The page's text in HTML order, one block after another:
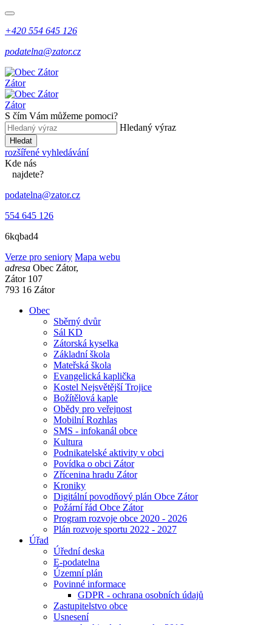
+420 554 645 126
podatelna@zator.cz
Zátor
Zátor
S čím Vám můžeme pomoci?
Hledaný výraz
Hledat
rozšířené vyhledávání
Kde nás
najdete?
podatelna@zator.cz
554 645 126
6kqbad4
Verze pro seniory Mapa webu
adresa Obec Zátor,
Zátor 107
793 16 Zátor
Obec
Sběrný dvůr
Sál KD
Zátorská kyselka
Základní škola
Mateřská škola
Evangelická kaplička
Kostel Nejsvětější Trojice
Božítělová kaple
Obědy pro veřejnost
Mobilní Rozhlas
SMS - infokanál obce
Kultura
Podnikatelské aktivity v obci
Povídka o obci Zátor
Zřícenina hradu Zátor
Kroniky
Digitální povodňový plán Obce Zátor
Požární řád Obce Zátor
Program rozvoje obce 2020 - 2026
Plán rozvoje sportu 2022 - 2027
Úřad
Úřední deska
E-podatelna
Územní plán
Povinné informace
GDPR - ochrana osobních údajů
Zastupitelstvo obce
Usnesení